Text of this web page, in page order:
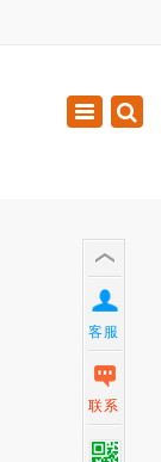
Toggle
客服
联系